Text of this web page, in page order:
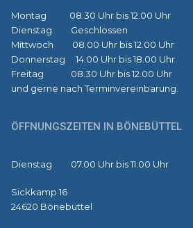
Montag 08.30 Uhr bis 12.00 Uhr
Dienstag Geschlossen
Mittwoch 08.00 Uhr bis 12.00 Uhr
Donnerstag 14.00 Uhr bis 18.00 Uhr
Freitag 08.30 Uhr bis 12.00 Uhr
und gerne nach Terminvereinbarung.
ÖFFNUNGSZEITEN IN BÖNEBÜTTEL
Dienstag 07.00 Uhr bis 11.00 Uhr
Sickkamp 16
24620 Bönebüttel